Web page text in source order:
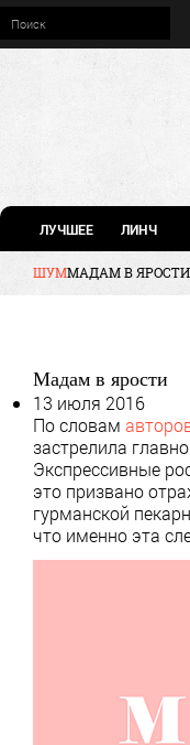
ЛУЧШЕЕ ЛИНЧ
ШУММАДАМ В ЯРОСТИ
Мадам в ярости
13 июля 2016
По словам
застрелила
Экспрессивные
это призвано
гурманской
что именно эта